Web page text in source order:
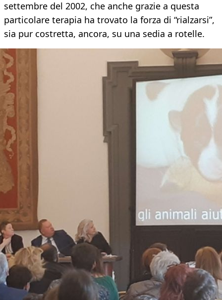
settembre del 2002, che anche grazie a questa
particolare terapia ha trovato la forza di “rialzarsi”,
sia pur costretta, ancora, su una sedia a rotelle.